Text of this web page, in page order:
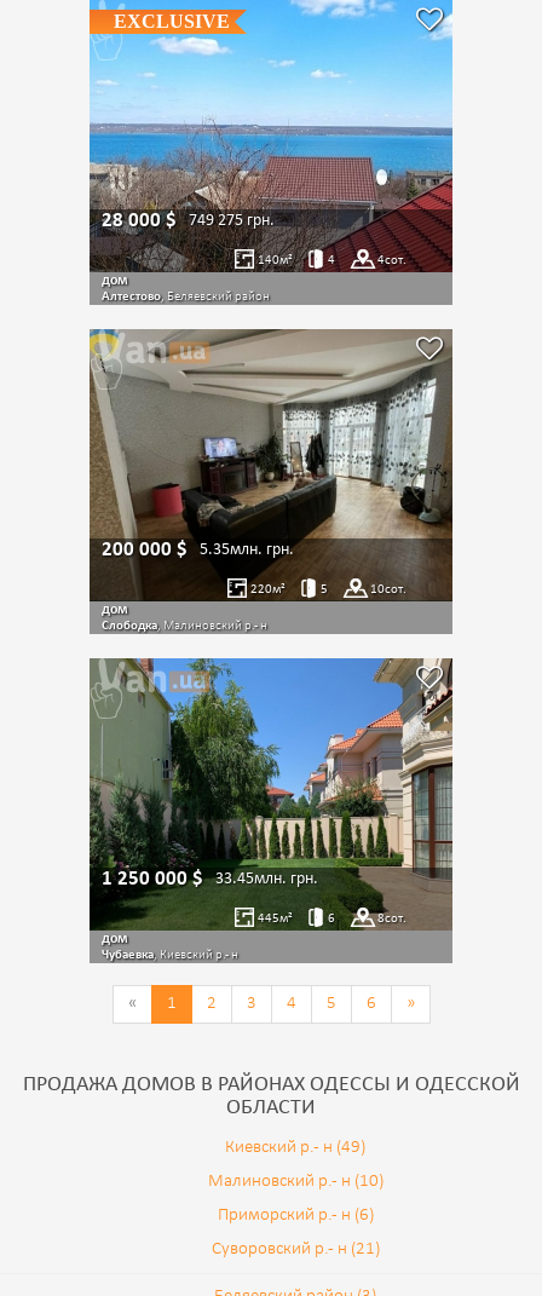
EXCLUSIVE
28 000$ 749 275грн.
140м² 4 4сот.
дом
Алтестово, Беляевский район
200 000 $ 5.35млн. грн.
220м² 5 10сот.
дом
Слободка, Малиновский р.- н
1 250 000$ 33.45млн. грн.
445м² 6 8сот.
дом
Чубаевка, Киевский р.- н
« 1 2 3 4 5 6 »
ПРОДАЖА ДОМОВ В РАЙОНАХ ОДЕССЫ И ОДЕССКОЙ
ОБЛАСТИ
Киевский р.- н (49)
Малиновский р.- н (10)
Приморский р.- н (6)
Суворовский р.- н (21)